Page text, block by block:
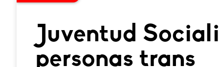
Juventud
personas trans